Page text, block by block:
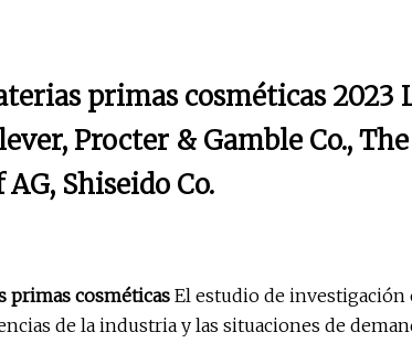
primas cosméticas 2023
Procter & Gamble Co.,
Shiseido Co.
primas cosméticasEl estudio de investigación
de la industria y las situaciones de